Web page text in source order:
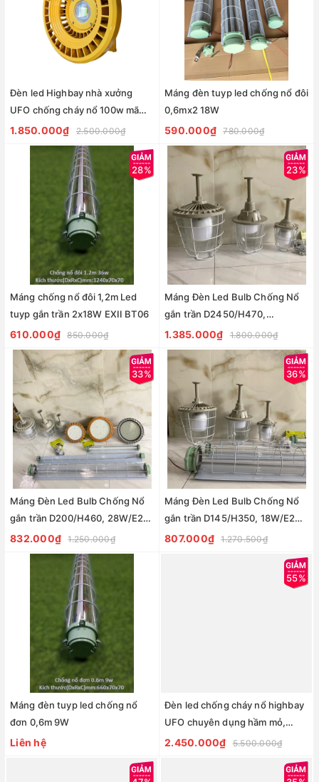
Đèn led Highbay nhà xưởng
UFO chống cháy nổ 100w mã
ZHB100COB-CCN ZALAA
1.850.000₫ 2.500.000₫
Máng đèn tuyp led chống nổ đôi
0,6mx2 18W
590.000₫ 780.000₫
28%
Máng chống nổ đôi 1,2m Led
tuyp gắn trần 2x18W EXII BT06
610.000₫ 850.000₫
23%
Máng Đèn Led Bulb Chống Nổ
gắn trần D2450/H470,
38W/E40 EXII BT06
1.385.000₫ 1.800.000₫
33%
Máng Đèn Led Bulb Chống Nổ
gắn trần D200/H460, 28W/E27
EXII BT06
832.000₫ 1.250.000₫
36%
Máng Đèn Led Bulb Chống Nổ
gắn trần D145/H350, 18W/E27
EXII BT06
807.000₫ 1.270.500₫
Máng đèn tuyp led chống nổ
đơn 0,6m 9W
Liên hệ
55%
Đèn led chống cháy nổ highbay
UFO chuyên dụng hầm mỏ,
xưởng Sơn, nhà máy cồn mã số
2.450.000₫ 5.500.000₫